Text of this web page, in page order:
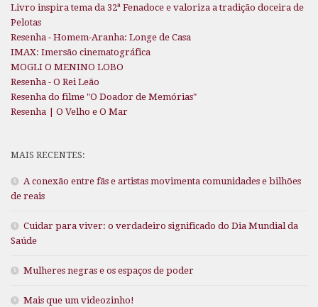
Livro inspira tema da 32ª Fenadoce e valoriza a tradição doceira de
Pelotas
Resenha - Homem-Aranha: Longe de Casa
IMAX: Imersão cinematográfica
MOGLI O MENINO LOBO
Resenha - O Rei Leão
Resenha do filme "O Doador de Memórias"
Resenha | O Velho e O Mar
MAIS RECENTES:
A conexão entre fãs e artistas movimenta comunidades e bilhões
de reais
Cuidar para viver: o verdadeiro significado do Dia Mundial da
Saúde
Mulheres negras e os espaços de poder
Mais que um videozinho!